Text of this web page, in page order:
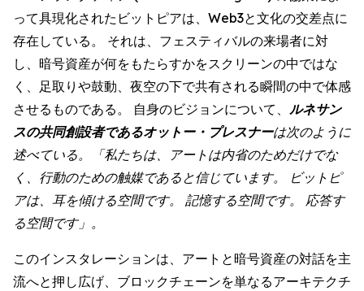
って具現化されたビットピアは、Web3と文化の交差点に
存在している。 それは、フェスティバルの来場者に対
し、暗号資産が何をもたらすかをスクリーンの中ではな
く、足取りや鼓動、夜空の下で共有される瞬間の中で体感
させるものである。 自身のビジョンについて、 ルネサン
スの共同創設者であるオットー・プレスナーは次のように
述べている。「私たちは、アートは内省のためだけでな
く、行動のための触媒であると信じています。 ビットピ
アは、耳を傾ける空間です。 記憶する空間です。 応答す
る空間です」。
このインスタレーションは、アートと暗号資産の対話を主
流へと押し広げ、ブロックチェーンを単なるアーキテクチ